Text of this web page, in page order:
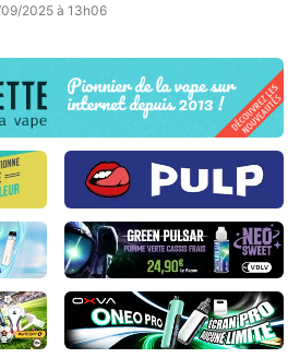
2025 à 13h06